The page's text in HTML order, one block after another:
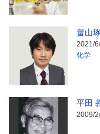
畠山
2021/
化学
平田
2009/